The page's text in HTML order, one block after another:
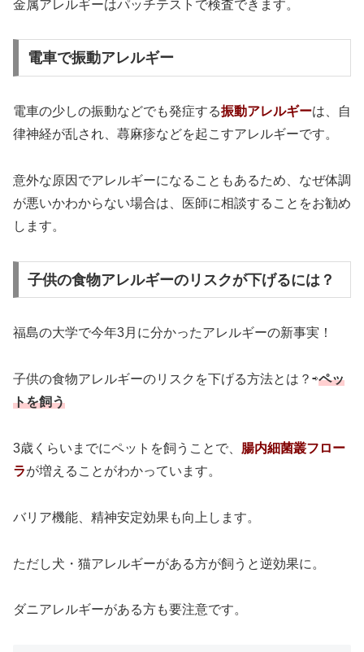
金属アレルギーはパッチテストで検査できます。
電車で振動アレルギー
電車の少しの振動などでも発症する振動アレルギーは、自
律神経が乱され、蕁麻疹などを起こすアレルギーです。
意外な原因でアレルギーになることもあるため、なぜ体調
が悪いかわからない場合は、医師に相談することをお勧め
します。
子供の食物アレルギーのリスクが下げるには？
福島の大学で今年3月に分かったアレルギーの新事実！
子供の食物アレルギーのリスクを下げる方法とは？⇨ペッ
トを飼う
3歳くらいまでにペットを飼うことで、 腸内細菌叢フロー
ラが増えることがわかっています。
バリア機能、精神安定効果も向上します。
ただし犬・猫アレルギーがある方が飼うと逆効果に。
ダニアレルギーがある方も要注意です。